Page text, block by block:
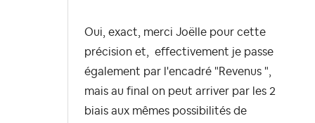
Oui, exact, merci Joëlle pour cette
précision et, effectivement je passe
également par l'encadré "Revenus ",
mais au final on peut arriver par les 2
biais aux mêmes possibilités de